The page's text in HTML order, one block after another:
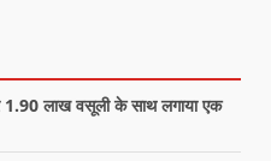
1.90 लाख वसूली के साथ लगाया एक